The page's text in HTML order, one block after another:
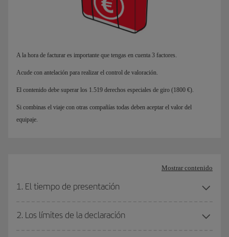
A la hora de facturar es importante que tengas en cuenta 3 factores.
Acude con antelación para realizar el control de valoración.
El contenido debe superar los 1.519 derechos especiales de giro (1800 €).
Si combinas el viaje con otras compañías todas deben aceptar el valor del
equipaje.
Mostrar contenido
1. El tiempo de presentación
2. Los límites de la declaración